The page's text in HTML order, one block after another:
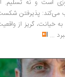
است و نه تسلیم.
می‌کند: پذیرفتن
خیانت، گریز از
...